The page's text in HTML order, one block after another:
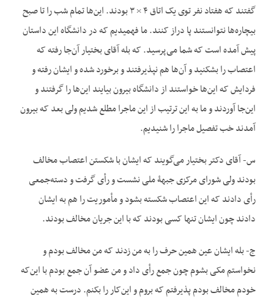
گفتند که هفتاد نفر توی یک اتاق ۴ × ۳ بودند. این‌ها تمام شب را تا صبح
بیچاره‌ها نتوانستند پا دراز کنند. ما فهمیدیم که در دانشگاه این داستان
پیش آمده است که شما می‌پرسید. که بله آقای بختیار آن‌جا رفته که
اعتصاب را بشکنید و آن‌ها هم نپذیرفتند و برخورد شده و ایشان رفته و
فردایش که این‌ها خواستند از دانشگاه بیرون بیایند این‌ها را گرفتند و
این‌جا آوردند و ما به این ترتیب از این ماجرا مطلع شدیم ولی بعد که بیرون
آمدند خب تفصیل ماجرا را شنیدیم.
س- آقای دکتر بختیار می‌گویند که ایشان با شکستن اعتصاب مخالف
بودند ولی شورای مرکزی جبهۀ ملی نشست و رأی گرفت و دسته‌جمعی
رأی دادند که این اعتصاب شکسته بشود و مأموریت را هم به ایشان
دادند چون ایشان تنها کسی بودند که با این جریان مخالف بودند.
ج- بله ایشان عین همین حرف را به من زدند که من مخالف بودم و
نخواستم مکی بشوم چون جمع رأی داد و من عضو آن جمع بودم با این‌که
خودم مخالف بودم پذیرفتم که بروم و این‌کار را بکنم. درست به همین